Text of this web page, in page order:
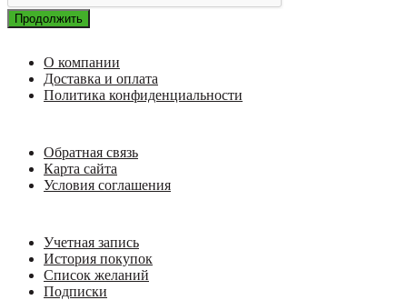
Продолжить
О компании
Доставка и оплата
Политика конфиденциальности
Обратная связь
Карта сайта
Условия соглашения
Учетная запись
История покупок
Список желаний
Подписки